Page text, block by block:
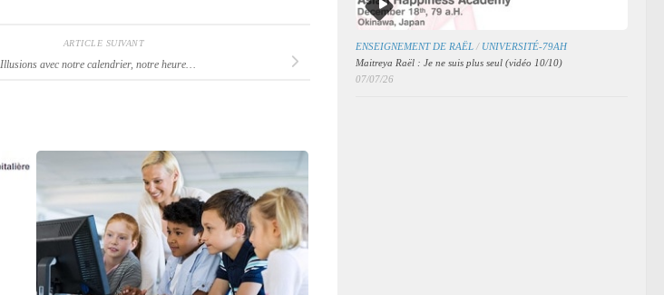
ARTICLE SUIVANT
Illusions avec notre calendrier, notre heure…
ENSEIGNEMENT DE RAËL / UNIVERSITÉ-79AH
Maitreya Raël : Je ne suis plus seul (vidéo 10/10)
07/07/26